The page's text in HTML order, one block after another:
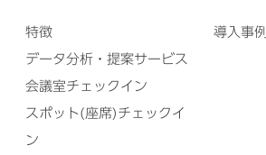
特徴
データ分析・提案サービス
会議室チェックイン
スポット(座席)チェックイ
ン
導入事例